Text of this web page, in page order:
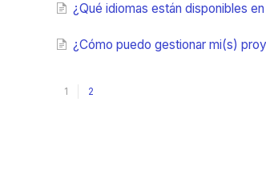
¿Qué idiomas están disponibles
¿Cómo puedo gestionar mi(s)
1 2